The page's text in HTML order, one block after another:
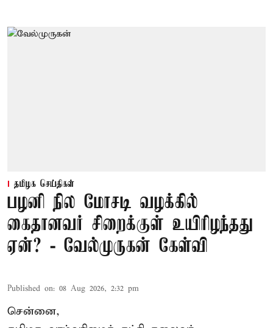
தமிழக செய்திகள்
பழனி நில மோசடி வழக்கில்
கைதானவர் சிறைக்குள் உயிரிழந்தது
ஏன்? - வேல்முருகன் கேள்வி
Published on: 08 Aug 2026, 2:32 pm
சென்னை,